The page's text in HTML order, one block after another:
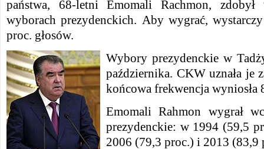
państwa, 68-letni Emomali Rachmon,
wyborach prezydenckich. Aby wygrać,
proc. głosów.
Wybory prezydenckie w
października. CKW uznała je
końcowa frekwencja wyniosła
Emomali Rahmon wygrał
prezydenckie: w 1994 (59,5
2006 (79,3 proc.) i 2013 (83,9